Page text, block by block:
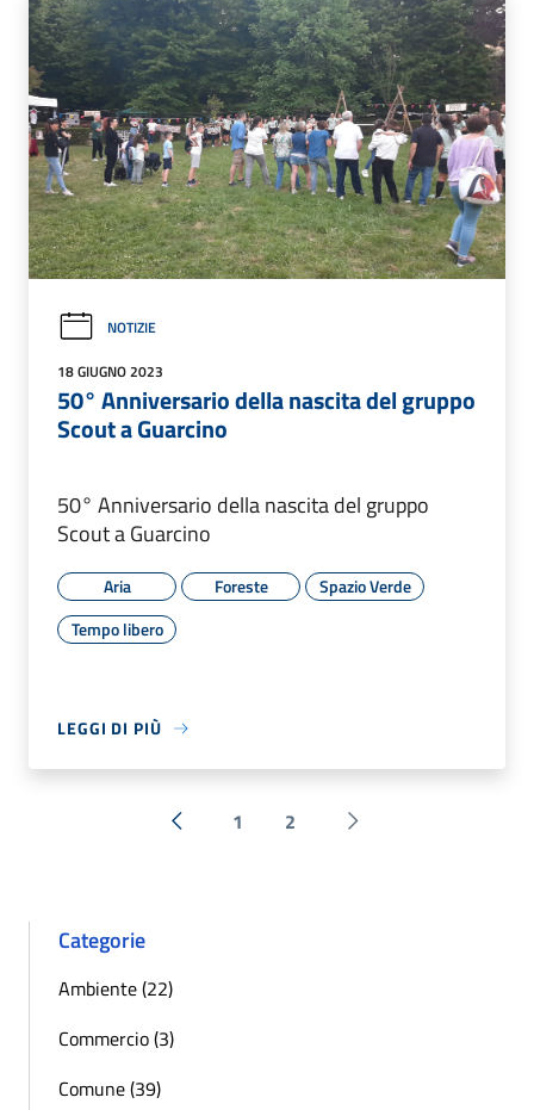
NOTIZIE
18 GIUGNO 2023
50° Anniversario della nascita del gruppo
Scout a Guarcino
50° Anniversario della nascita del gruppo
Scout a Guarcino
Aria Foreste
Spazio Verde
Tempo libero
LEGGI DI PIÙ
« Precedente
1 2 Successiva »
Categorie
Ambiente (22)
Commercio (3)
Comune (39)